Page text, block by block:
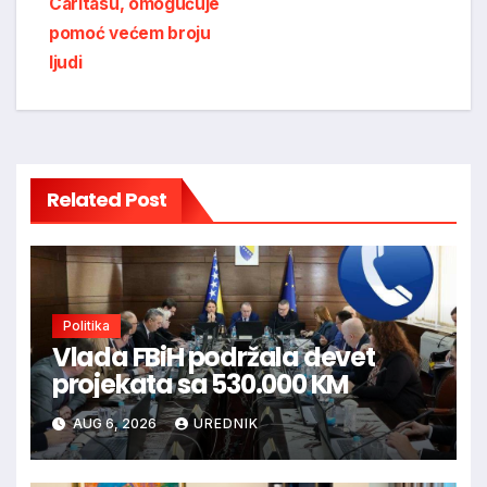
pomoć većem broju
ljudi
Related Post
Politika
Vlada FBiH podržala devet
projekata sa 530.000 KM
AUG 6, 2026 UREDNIK